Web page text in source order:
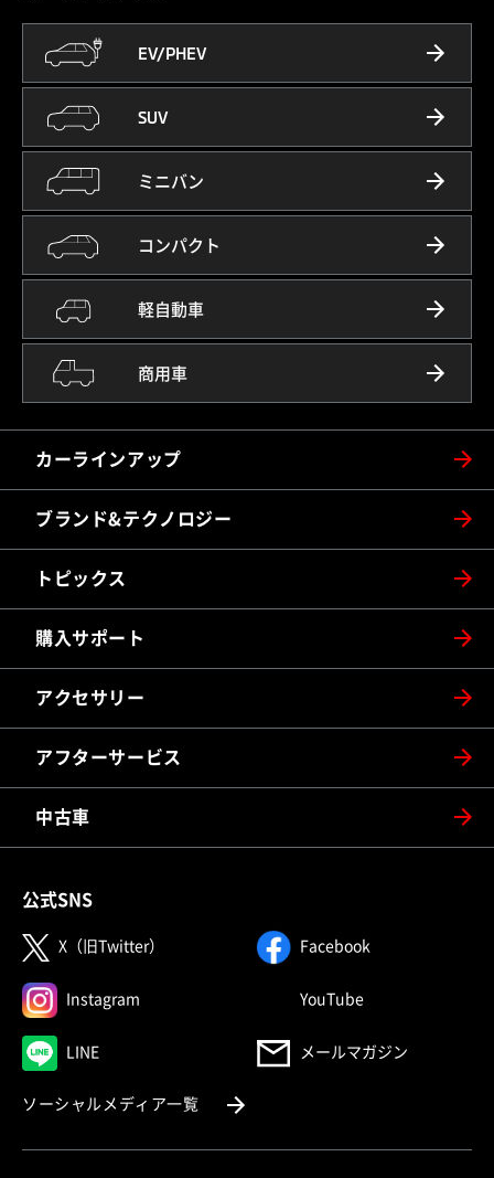
EV/PHEV
SUV
ミニバン
コンパクト
軽自動車
商用車
カーラインアップ
ブランド&テクノロジー
トピックス
購入サポート
アクセサリー
アフターサービス
中古車
公式SNS
X（旧Twitter） （別ウィンドウで開く）Facebook（別ウィンドウ
Instagram （別ウィンドウで開く）YouTube（別ウィンドウで
LINE（別ウィンドウで開く） メールマガジン
ソーシャルメディア一覧（別ウィンドウで開く）